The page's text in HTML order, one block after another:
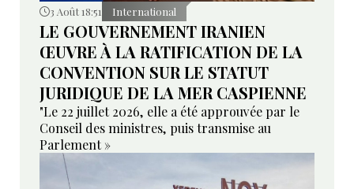
3 Août 18:51 International
LE GOUVERNEMENT IRANIEN
ŒUVRE À LA RATIFICATION DE LA
CONVENTION SUR LE STATUT
JURIDIQUE DE LA MER CASPIENNE
"Le 22 juillet 2026, elle a été approuvée par le
Conseil des ministres, puis transmise au
Parlement »